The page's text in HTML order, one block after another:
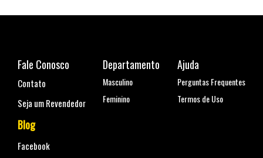
Fale Conosco
Contato
Seja um Revendedor
Blog
Facebook
Departamento
Masculino
Feminino
Ajuda
Perguntas Frequentes
Termos de Uso